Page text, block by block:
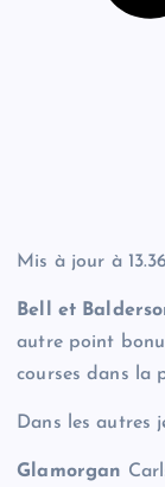
Mis à jour à
Bell et
autre point
courses dans la
Dans les autres
Glamorgan